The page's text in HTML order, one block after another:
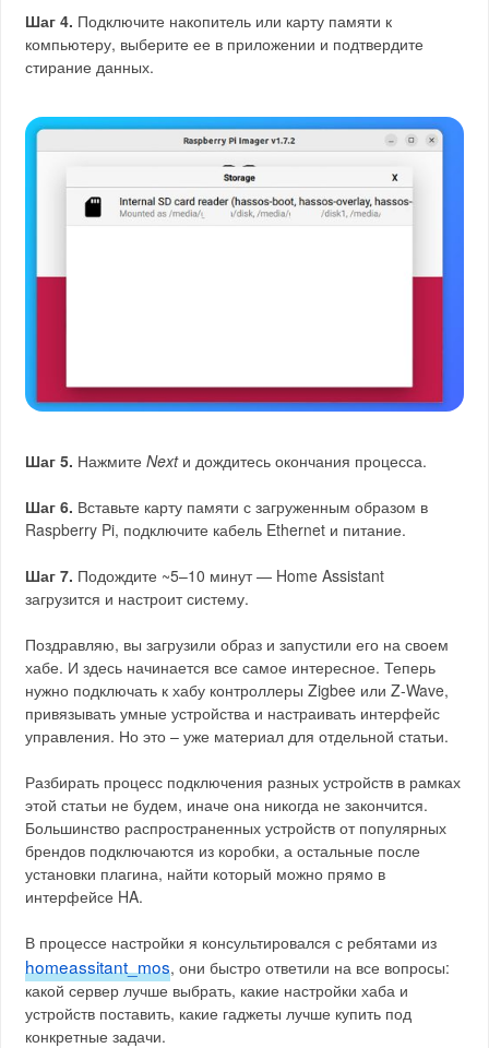
Шаг 4. Подключите накопитель или карту памяти к
компьютеру, выберите ее в приложении и подтвердите
стирание данных.
Шаг 5. НажмитеNextи дождитесь окончания процесса.
Шаг 6. Вставьте карту памяти с загруженным образом в
Raspberry Pi, подключите кабель Ethernet и питание.
Шаг 7. Подождите ~5–10 минут — Home Assistant
загрузится и настроит систему.
Поздравляю, вы загрузили образ и запустили его на своем
хабе. И здесь начинается все самое интересное. Теперь
нужно подключать к хабу контроллеры Zigbee или Z-Wave,
привязывать умные устройства и настраивать интерфейс
управления. Но это – уже материал для отдельной статьи.
Разбирать процесс подключения разных устройств в рамках
этой статьи не будем, иначе она никогда не закончится.
Большинство распространенных устройств от популярных
брендов подключаются из коробки, а остальные после
установки плагина, найти который можно прямо в
интерфейсе HA.
В процессе настройки я консультировался с ребятами из
homeassitant_mos, они быстро ответили на все вопросы:
какой сервер лучше выбрать, какие настройки хаба и
устройств поставить, какие гаджеты лучше купить под
конкретные задачи.